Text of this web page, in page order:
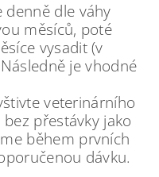
denně dle váhy
měsíců, poté
vysadit (v
je vhodné
veterinárního
přestávky jako
během prvních
dávku.